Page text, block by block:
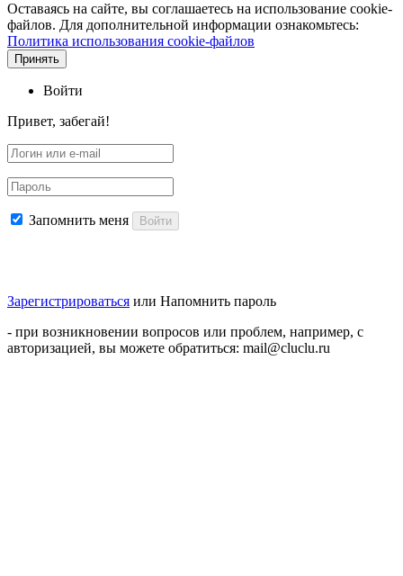
Оставаясь на сайте, вы соглашаетесь на использование cookie-
файлов. Для дополнительной информации ознакомьтесь:
Политика использования cookie-файлов
Принять
Войти
Привет, забегай!
Запомнить меня Войти
Зарегистрироваться или Напомнить пароль
- при возникновении вопросов или проблем, например, с
авторизацией, вы можете обратиться: mail@cluclu.ru